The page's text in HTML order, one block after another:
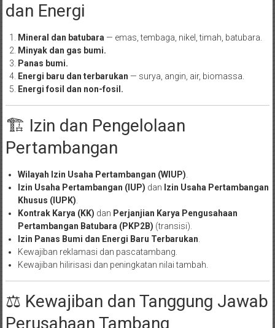
dan Energi
Mineral dan batubara— emas, tembaga, nikel, timah, batubara.
Minyak dan gas bumi.
Panas bumi.
Energi baru dan terbarukan — surya, angin, air, biomassa.
Energi fosil dan non-fosil.
🏗️ Izin dan Pengelolaan
Pertambangan
Wilayah Izin Usaha Pertambangan (WIUP).
Izin Usaha Pertambangan (IUP) dan Izin Usaha Pertambangan
Khusus (IUPK).
Kontrak Karya (KK) dan Perjanjian Karya Pengusahaan
Pertambangan Batubara (PKP2B) (transisi).
Izin Panas Bumi dan Energi Baru Terbarukan.
Kewajiban reklamasi dan pascatambang.
Kewajiban hilirisasi dan peningkatan nilai tambah.
⚖️ Kewajiban dan Tanggung Jawab
Perusahaan Tambang